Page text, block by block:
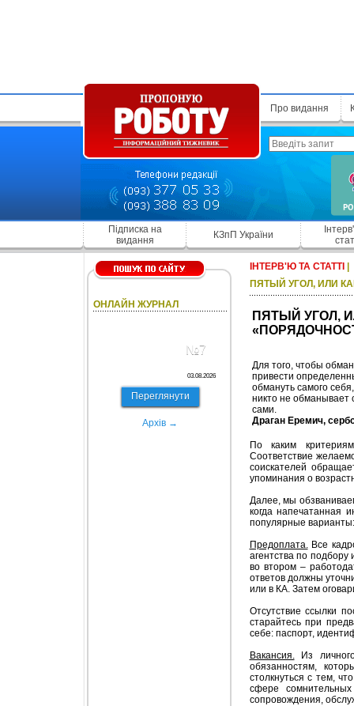
Про видання
Підписка на
видання
КЗпП України
ОНЛАЙН ЖУРНАЛ
№7
03.08.2026
Переглянути
Архів →
ІНТЕРВ'Ю ТА СТАТТІ
ПЯТЫЙ УГОЛ, ИЛИ
ПЯТЫЙ УГОЛ,
Для того, чтобы
привести
обмануть самого
никто не
сами.
Драган Еремич,
По каким
Соответствие
соискателей
упоминания о
Далее, мы
когда напечатанная
популярные варианты:
Предоплата.Все
агентства по подбору
во втором –
ответов должны
или в КА. Затем
Отсутствие ссылки
старайтесь при
себе: паспорт,
Вакансия.Из личного
обязанностям,
столкнуться с тем,
сфере
сопровождения,